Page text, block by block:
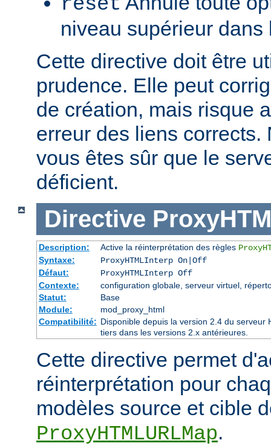
niveau supérieur
Cette directive doit être
prudence. Elle peut
de création, mais risque
erreur des liens corrects.
vous êtes sûr que le
déficient.
Directive
Description: Active la réinterprétation des règles
Syntaxe:
ProxyHTMLInterp On|Off
Défaut:
ProxyHTMLInterp Off
Contexte:
configuration globale, serveur virtuel,
Statut:
Base
Module:
mod_proxy_html
Compatibilité: Disponible depuis la version 2.4 du serveur
tiers dans les versions 2.x antérieures.
Cette directive permet
réinterprétation pour
modèles source et cible
ProxyHTMLURLMap.